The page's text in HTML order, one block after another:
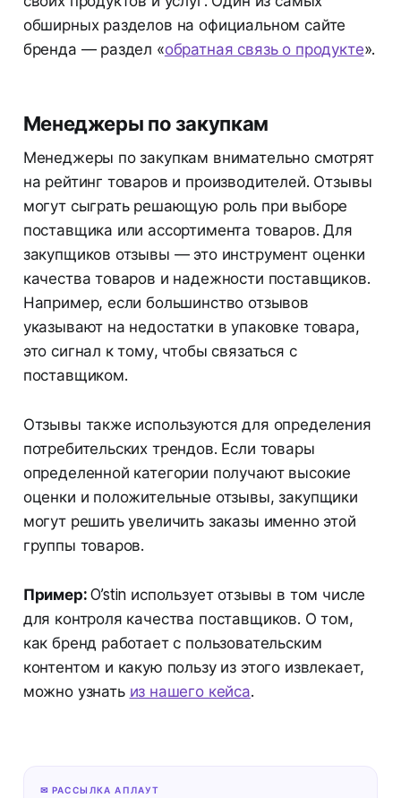
обширных разделов на официальном сайте
бренда — раздел «обратная связь о продукте».
Менеджеры по закупкам
Менеджеры по закупкам внимательно смотрят
на рейтинг товаров и производителей. Отзывы
могут сыграть решающую роль при выборе
поставщика или ассортимента товаров. Для
закупщиков отзывы — это инструмент оценки
качества товаров и надежности поставщиков.
Например, если большинство отзывов
указывают на недостатки в упаковке товара,
это сигнал к тому, чтобы связаться с
поставщиком.
Отзывы также используются для определения
потребительских трендов. Если товары
определенной категории получают высокие
оценки и положительные отзывы, закупщики
могут решить увеличить заказы именно этой
группы товаров.
Пример:O’stin использует отзывы в том числе
для контроля качества поставщиков. О том,
как бренд работает с пользовательским
контентом и какую пользу из этого извлекает,
можно узнать из нашего кейса.
✉ РАССЫЛКА АПЛАУТ